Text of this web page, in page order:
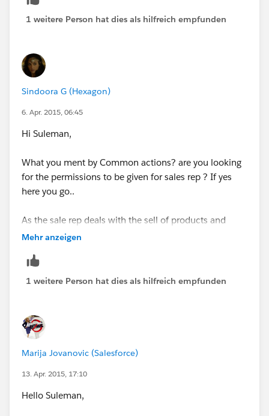
1 weitere Person hat dies als hilfreich empfunden
Sindoora G (Hexagon)
6. Apr. 2015, 06:45
Hi Suleman,
What you ment by Common actions? are you looking
for the permissions to be given for sales rep ? If yes
here you go..
As the sale rep deals with the sell of products and
receiving of PO's they need to have access to
the organization requirement you have to define the
permissions and sharing rule.
sales-rep-using-salesforce-com-what-are-the-most-
common-actions
tips-and-sales-quotes-from-top-sales-experts.html
Mehr anzeigen
1 weitere Person hat dies als hilfreich empfunden
Marija Jovanovic (Salesforce)
13. Apr. 2015, 17:10
Hello Suleman,